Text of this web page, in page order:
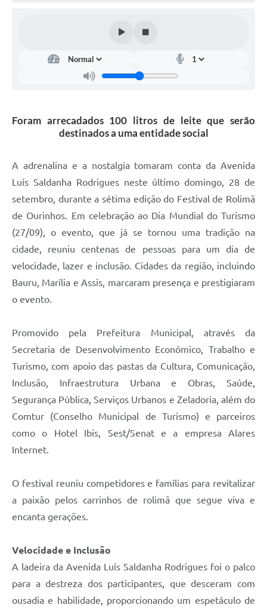
Foram arrecadados 100 litros de leite que serão
destinados a uma entidade social
A adrenalina e a nostalgia tomaram conta da Avenida
Luís Saldanha Rodrigues neste último domingo, 28 de
setembro, durante a sétima edição do Festival de Rolimã
de Ourinhos. Em celebração ao Dia Mundial do Turismo
(27/09), o evento, que já se tornou uma tradição na
cidade, reuniu centenas de pessoas para um dia de
velocidade, lazer e inclusão. Cidades da região, incluindo
Bauru, Marília e Assis, marcaram presença e prestigiaram
o evento.
Promovido pela Prefeitura Municipal, através da
Secretaria de Desenvolvimento Econômico, Trabalho e
Turismo, com apoio das pastas da Cultura, Comunicação,
Inclusão, Infraestrutura Urbana e Obras, Saúde,
Segurança Pública, Serviços Urbanos e Zeladoria, além do
Comtur (Conselho Municipal de Turismo) e parceiros
como o Hotel Ibis, Sest/Senat e a empresa Alares
Internet.
O festival reuniu competidores e famílias para revitalizar
a paixão pelos carrinhos de rolimã que segue viva e
encanta gerações.
Velocidade e Inclusão
A ladeira da Avenida Luís Saldanha Rodrigues foi o palco
para a destreza dos participantes, que desceram com
ousadia e habilidade, proporcionando um espetáculo de